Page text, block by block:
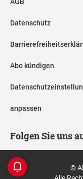
Datenschutz
Abo kündigen
anpassen
Folgen Sie uns
©